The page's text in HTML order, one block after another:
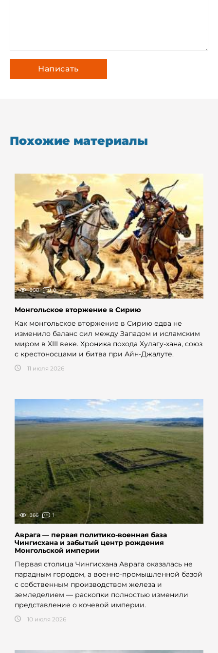
Похожие материалы
308 0
Монгольское вторжение в Сирию
Как монгольское вторжение в Сирию едва не
изменило баланс сил между Западом и исламским
миром в XIII веке. Хроника похода Хулагу-хана, союз
с крестоносцами и битва при Айн-Джалуте.
11 июля 2026
366 1
Аврага — первая политико-военная база
Чингисхана и забытый центр рождения
Монгольской империи
Первая столица Чингисхана Аврага оказалась не
парадным городом, а военно-промышленной базой
с собственным производством железа и
земледелием — раскопки полностью изменили
представление о кочевой империи.
10 июля 2026